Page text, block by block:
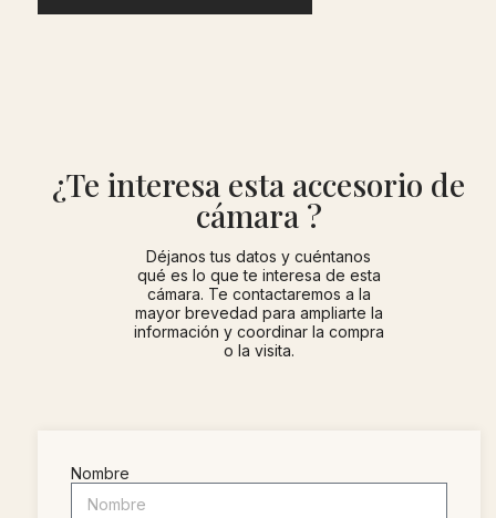
¿Te interesa esta accesorio de
cámara ?
Déjanos tus datos y cuéntanos
qué es lo que te interesa de esta
cámara. Te contactaremos a la
mayor brevedad para ampliarte la
información y coordinar la compra
o la visita.
Nombre